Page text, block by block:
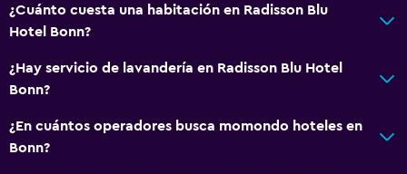
extra)
Accesibilidad
Ascensor
Estacionamiento accesible
Para no fumadores
Lavabo bajo
¿Cuánto cuesta una habitación en Radisson Blu
Hotel Bonn?
¿Hay servicio de lavandería en Radisson Blu Hotel
Bonn?
¿En cuántos operadores busca momondo hoteles en
Bonn?